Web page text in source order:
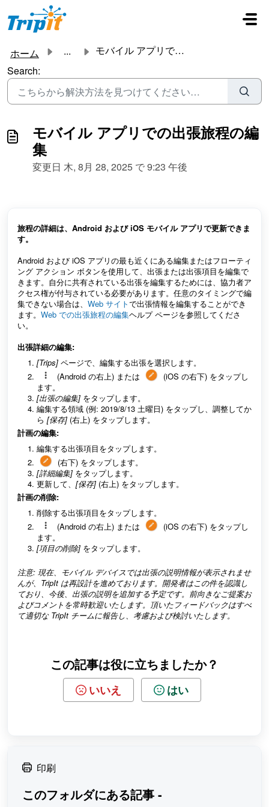
メインコンテンツに移動
ホーム ...
モバイル アプリでの出張旅程の編集
Search:
モバイル アプリでの出張旅程の編
集
変更日 木, 8月 28, 2025 で 9:23 午後
旅程の詳細は、Android および iOS モバイル アプリで更新できま
す。
Android および iOS アプリの最も近くにある編集またはフローティ
ング アクション ボタンを使用して、出張または出張項目を編集で
きます。自分に共有されている出張を編集するためには、協力者ア
クセス権が付与されている必要があります。任意のタイミングで編
集できない場合は、 Web サイトで出張情報を編集することができ
ます。 Web での出張旅程の編集ヘルプ ページを参照してくださ
い。
出張詳細の編集:
[Trips] ページで、編集する出張を選択します。
(Android の右上) または
(iOS の右下) をタップし
ます。
[出張の編集] をタップします。
編集する領域 (例: 2019/8/13 土曜日) をタップし、調整してか
ら [保存] (右上) をタップします。
計画の編集:
編集する出張項目をタップします。
(右下) をタップします。
[詳細編集] をタップします。
更新して、 [保存] (右上) をタップします。
計画の削除:
削除する出張項目をタップします。
(Android の右上) または
(iOS の右下) をタップし
ます。
[項目の削除] をタップします。
注意: 現在、モバイル デバイスでは出張の説明情報が表示されませ
んが、TripIt は再設計を進めております。開発者はこの件を認識し
ており、今後、出張の説明を追加する予定です。前向きなご提案お
よびコメントを常時歓迎いたします。頂いたフィードバックはすべ
て適切な TripIt チームに報告し、考慮および検討いたします。
この記事は役に立ちましたか？
いいえ はい
印刷
このフォルダにある記事 -